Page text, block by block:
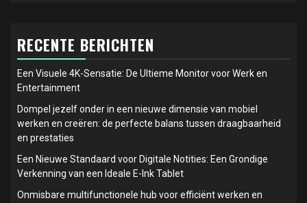
RECENTE BERICHTEN
Een Visuele 4K-Sensatie: De Ultieme Monitor voor Werk en
Entertainment
Dompel jezelf onder in een nieuwe dimensie van mobiel
werken en creëren: de perfecte balans tussen draagbaarheid
en prestaties
Een Nieuwe Standaard voor Digitale Notities: Een Grondige
Verkenning van een Ideale E-Ink Tablet
Onmisbare multifunctionele hub voor efficiënt werken en